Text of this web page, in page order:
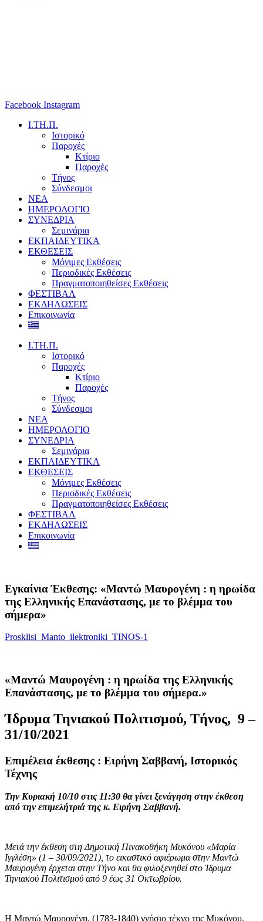
Facebook Instagram
Ι.ΤΗ.Π.
Ιστορικό
Παροχές
Κτίριο
Παροχές
Τήνος
Σύνδεσμοι
ΝΕΑ
ΗΜΕΡΟΛΟΓΙΟ
ΣΥΝΕΔΡΙΑ
Σεμινάρια
ΕΚΠΑΙΔΕΥΤΙΚΑ
ΕΚΘΕΣΕΙΣ
Μόνιμες Εκθέσεις
Περιοδικές Εκθέσεις
Πραγματοποιηθείσες Εκθέσεις
ΦΕΣΤΙΒΑΛ
ΕΚΔΗΛΩΣΕΙΣ
Επικοινωνία
Ι.ΤΗ.Π.
Ιστορικό
Παροχές
Κτίριο
Παροχές
Τήνος
Σύνδεσμοι
ΝΕΑ
ΗΜΕΡΟΛΟΓΙΟ
ΣΥΝΕΔΡΙΑ
Σεμινάρια
ΕΚΠΑΙΔΕΥΤΙΚΑ
ΕΚΘΕΣΕΙΣ
Μόνιμες Εκθέσεις
Περιοδικές Εκθέσεις
Πραγματοποιηθείσες Εκθέσεις
ΦΕΣΤΙΒΑΛ
ΕΚΔΗΛΩΣΕΙΣ
Επικοινωνία
Εγκαίνια Έκθεσης: «Μαντώ Μαυρογένη : η ηρωίδα
της Ελληνικής Επανάστασης, με το βλέμμα του
σήμερα»
Prosklisi_Manto_ilektroniki_TINOS-1
«Μαντώ Μαυρογένη : η ηρωίδα της Ελληνικής
Επανάστασης, με το βλέμμα του σήμερα.»
Ίδρυμα Τηνιακού Πολιτισμού, Τήνος, 9 –
31/10/2021
Επιμέλεια έκθεσης : Ειρήνη Σαββανή, Ιστορικός
Τέχνης
Την Κυριακή 10/10 στις 11:30 θα γίνει ξενάγηση στην έκθεση
από την επιμελήτριά της κ. Ειρήνη Σαββανή.
Μετά την έκθεση στη Δημοτική Πινακοθήκη Μυκόνου «Μαρία
Ιγγλέση» (1 – 30/09/2021), το εικαστικό αφιέρωμα στην Μαντώ
Μαυρογένη έρχεται στην Τήνο και θα φιλοξενηθεί στο Ίδρυμα
Τηνιακού Πολιτισμού από 9 έως 31 Οκτωβρίου.
Η Μαντώ Μαυρογένη, (1783-1840) γνήσιο τέκνο της Μυκόνου,